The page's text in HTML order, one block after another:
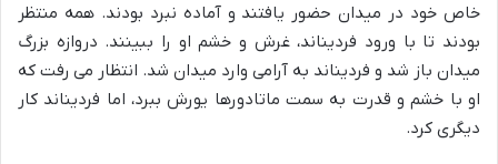
خاص خود در میدان حضور یافتند و آماده نبرد بودند. همه منتظر
بودند تا با ورود فردیناند، غرش و خشم او را ببینند. دروازه بزرگ
میدان باز شد و فردیناند به آرامی وارد میدان شد. انتظار می رفت که
او با خشم و قدرت به سمت ماتادورها یورش ببرد، اما فردیناند کار
دیگری کرد.